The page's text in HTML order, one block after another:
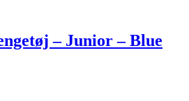
– Junior – Blue